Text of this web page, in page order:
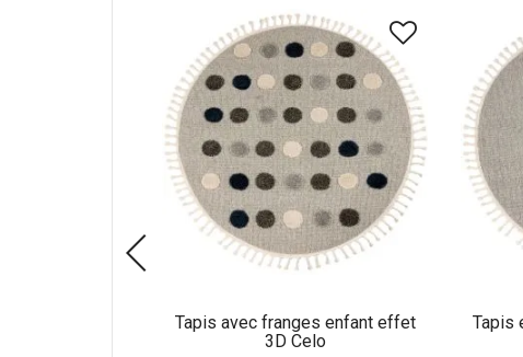
Tapis avec franges enfant effet
3D Celo
Tapis